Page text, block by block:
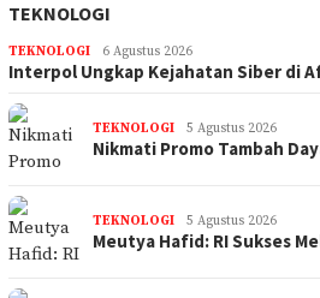
TEKNOLOGI
TEKNOLOGI 6 Agustus 2026
Interpol Ungkap Kejahatan Siber di
TEKNOLOGI 5 Agustus 2026
Nikmati Promo Tambah
TEKNOLOGI 5 Agustus 2026
Meutya Hafid: RI Sukses